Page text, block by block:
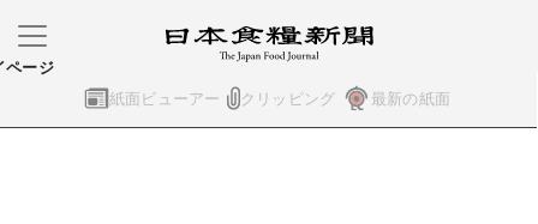
紙面ビューアー クリッピング 最新の紙面
ページ